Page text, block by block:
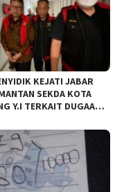
KEJATI JABAR
SEKDA KOTA
Y.I TERKAIT DUGAAN